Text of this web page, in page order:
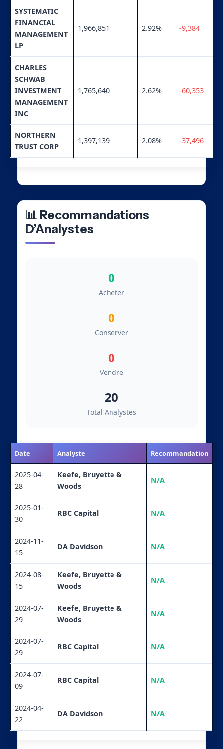
SYSTEMATIC
FINANCIAL
MANAGEMENT
LP
1,966,851 2.92% -9,384
CHARLES
SCHWAB
INVESTMENT
MANAGEMENT
INC
1,765,640 2.62% -60,353
NORTHERN
TRUST CORP
1,397,139 2.08% -37,496
📊 Recommandations
D’Analystes
0
Acheter
0
Conserver
0
Vendre
20
Total Analystes
Date Analyste Recommandation
2025-04-
28
Keefe, Bruyette &
Woods
N/A
2025-01-
30
RBC Capital N/A
2024-11-
15
DA Davidson N/A
2024-08-
15
Keefe, Bruyette &
Woods
N/A
2024-07-
29
Keefe, Bruyette &
Woods
N/A
2024-07-
29
RBC Capital N/A
2024-07-
09
RBC Capital N/A
2024-04-
22
DA Davidson N/A